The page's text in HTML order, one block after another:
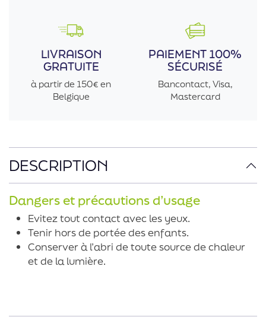
DESCRIPTION
Dangers et précautions d’usage
Evitez tout contact avec les yeux.
Tenir hors de portée des enfants.
Conserver à l’abri de toute source de chaleur
et de la lumière.
LIVRAISON
GRATUITE
à partir de 150€ en
Belgique
PAIEMENT 100%
SÉCURISÉ
Bancontact, Visa,
Mastercard